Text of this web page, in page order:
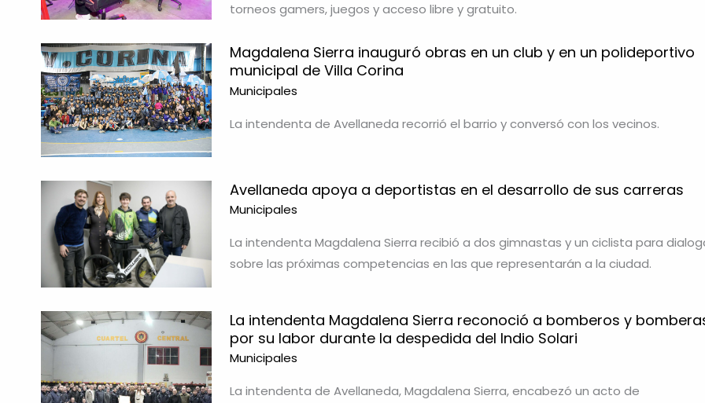
torneos gamers, juegos y acceso libre y gratuito.
Magdalena Sierra inauguró obras en un club y en un polideportivo
municipal de Villa Corina
Municipales
La intendenta de Avellaneda recorrió el barrio y conversó con los vecinos.
Avellaneda apoya a deportistas en el desarrollo de sus carreras
Municipales
La intendenta Magdalena Sierra recibió a dos gimnastas y un ciclista para
sobre las próximas competencias en las que representarán a la ciudad.
La intendenta Magdalena Sierra reconoció a bomberos y
por su labor durante la despedida del Indio Solari
Municipales
La intendenta de Avellaneda, Magdalena Sierra, encabezó un acto de